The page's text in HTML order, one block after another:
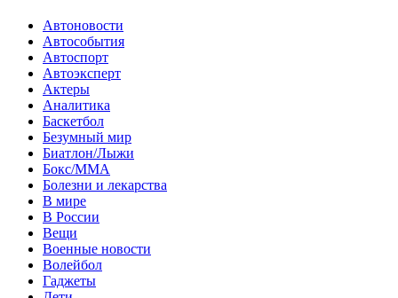
Автоновости
Автособытия
Автоспорт
Автоэксперт
Актеры
Аналитика
Баскетбол
Безумный мир
Биатлон/Лыжи
Бокс/MMA
Болезни и лекарства
В мире
В России
Вещи
Военные новости
Волейбол
Гаджеты